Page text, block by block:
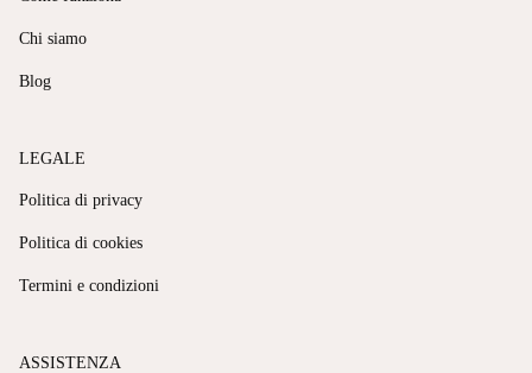
Chi siamo
Blog
LEGALE
Politica di privacy
Politica di cookies
Termini e condizioni
ASSISTENZA